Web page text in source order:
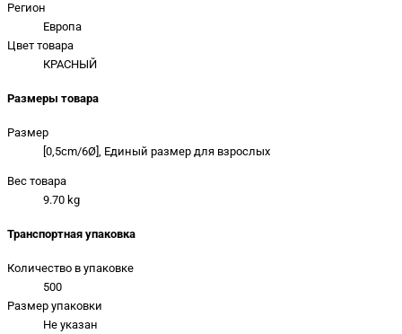
Регион
Европа
Цвет товара
КРАСНЫЙ
Размеры товара
Размер
[0,5cm/6Ø], Единый размер для взрослых
Вес товара
9.70 kg
Транспортная упаковка
Количество в упаковке
500
Размер упаковки
Не указан